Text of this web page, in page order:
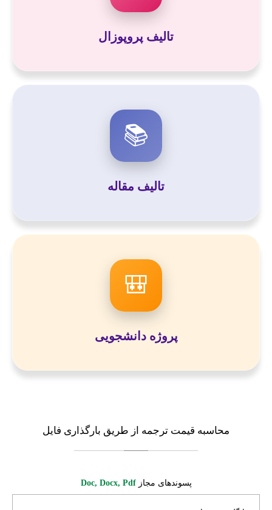
تالیف پروپوزال
📚
تالیف مقاله
🎒
پروژه دانشجویی
محاسبه قیمت ترجمه از طریق بارگذاری فایل
پسوندهای مجازDoc, Docx, Pdf